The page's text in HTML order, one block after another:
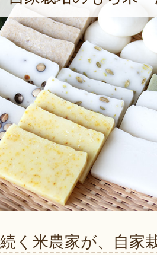
く米農家が、自家